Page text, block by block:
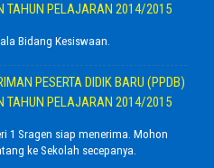
TAHUN PELAJARAN 2014/2015
Bidang Kesiswaan.
PESERTA DIDIK BARU (PPDB)
TAHUN PELAJARAN 2014/2015
1 Sragen siap menerima. Mohon
ke Sekolah secepanya.